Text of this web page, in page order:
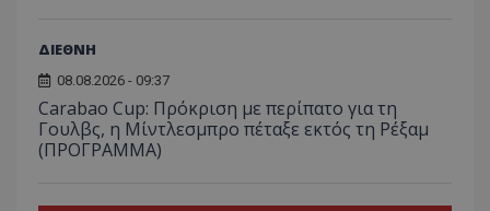
ΔΙΕΘΝΗ
08.08.2026 - 09:37
Carabao Cup: Πρόκριση με περίπατο για τη
Γουλβς, η Μίντλεσμπρο πέταξε εκτός τη Ρέξαμ
(ΠΡΟΓΡΑΜΜΑ)